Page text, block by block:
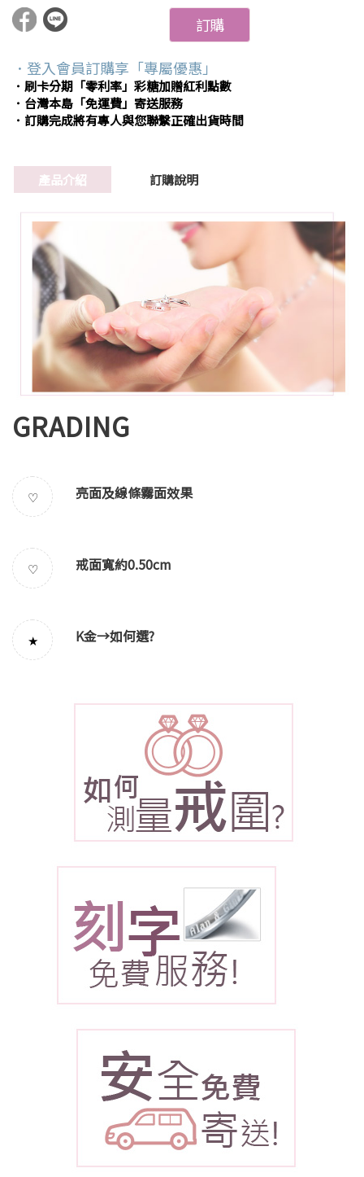
訂購
．登入會員訂購享「專屬優惠」
．刷卡分期「零利率」彩糖加贈紅利點數
．台灣本島「免運費」寄送服務
．訂購完成將有專人與您聯繫正確出貨時間
產品介紹 訂購說明
GRADING
♡ 亮面及線條霧面效果
♡ 戒面寬約0.50cm
★ K金→如何選?